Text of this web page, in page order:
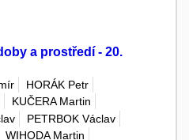
a prostředí - 20.
HORÁK Petr
KUČERA Martin
PETRBOK Václav
WIHODA Martin